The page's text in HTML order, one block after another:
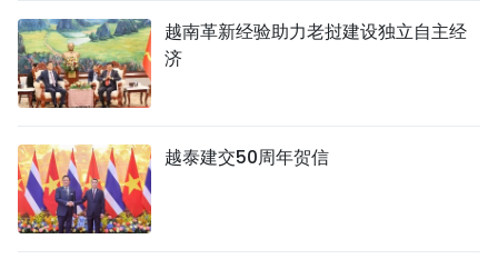
越南革新经验助力老挝建设独立自主经
济
越泰建交50周年贺信